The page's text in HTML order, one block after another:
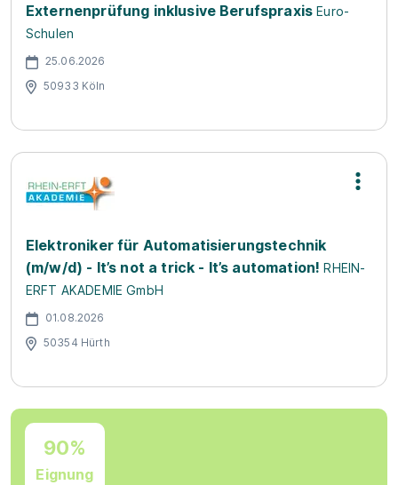
Externenprüfung inklusive Berufspraxis Euro-
Schulen
25.06.2026
50933 Köln
Elektroniker für Automatisierungstechnik
(m/w/d) - It’s not a trick - It’s automation! RHEIN-
ERFT AKADEMIE GmbH
01.08.2026
50354 Hürth
90%
Eignung